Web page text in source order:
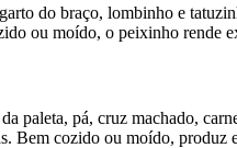
do braço, lombinho e
ou moído, o peixinho rende
paleta, pá, cruz machado,
Bem cozido ou moído, produz